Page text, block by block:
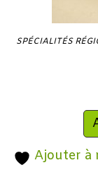
SPÉCIALITÉS
Ajouter à